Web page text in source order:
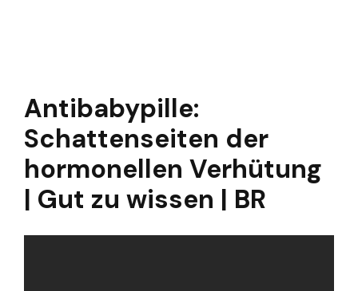
Antibabypille:
Schattenseiten der
hormonellen Verhütung
| Gut zu wissen | BR